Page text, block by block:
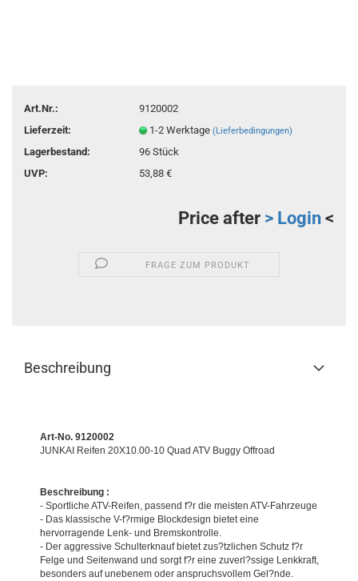
Art.Nr.:
9120002
Lieferzeit:
1-2 Werktage(Lieferbedingungen)
Lagerbestand: 96Stück
UVP:
53,88 €
Price after > Login <
FRAGE ZUM PRODUKT
Beschreibung
Art-No. 9120002
JUNKAI Reifen 20X10.00-10 Quad ATV Buggy Offroad
Beschreibung :
- Sportliche ATV-Reifen, passend f?r die meisten ATV-Fahrzeuge
- Das klassische V-f?rmige Blockdesign bietet eine
hervorragende Lenk- und Bremskontrolle.
- Der aggressive Schulterknauf bietet zus?tzlichen Schutz f?r
Felge und Seitenwand und sorgt f?r eine zuverl?ssige Lenkkraft,
besonders auf unebenem oder anspruchsvollem Gel?nde.